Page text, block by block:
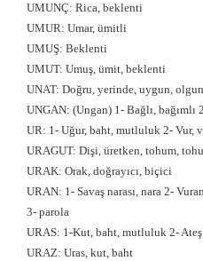
UMUNÇ: Rica, beklenti
UMUR: Umar, ümitli
UMUŞ: Beklenti
UMUT: Umuş, ümit, beklenti
UNAT: Doğru, yerinde, uygun,
UNGAN: (Ungan) 1- Bağlı,
UR: 1- Uğur, baht, mutluluk 2- Vur,
URAGUT: Dişi, üretken, tohum,
URAK: Orak, doğrayıcı, biçici
URAN: 1- Savaş narası, nara 2-
3- parola
URAS: 1-Kut, baht, mutluluk 2- Ateş
URAZ: Uras, kut, baht